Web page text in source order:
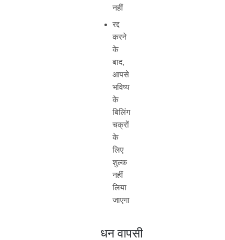
नहीं
रद्द
करने
के
बाद,
आपसे
भविष्य
के
बिलिंग
चक्रों
के
लिए
शुल्क
नहीं
लिया
जाएगा
धन वापसी